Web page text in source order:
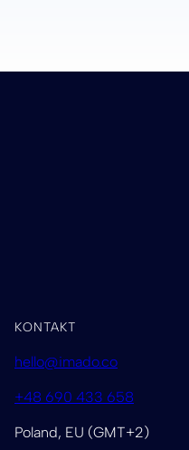
KONTAKT
hello@imado.co
+48 690 433 658
Poland, EU (GMT+2)